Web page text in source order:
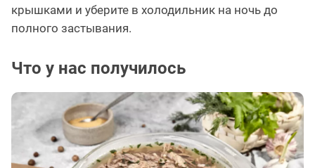
крышками и уберите в холодильник на ночь до
полного застывания.
Что у нас получилось